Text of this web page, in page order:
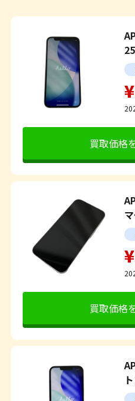
買取価格
買取価格